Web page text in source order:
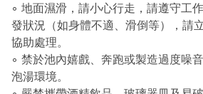
◦ 地面濕滑，請小心行走，請遵守工
發狀況（如身體不適、滑倒等），請
協助處理。
◦ 禁於池內嬉戲、奔跑或製造過度噪
泡湯環境。